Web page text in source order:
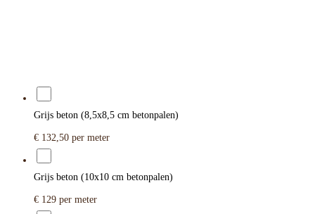
Grijs beton (8,5x8,5 cm betonpalen)
€ 132,50 per meter
Grijs beton (10x10 cm betonpalen)
€ 129 per meter